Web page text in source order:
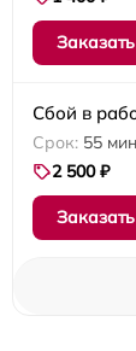
Заказать
Сбой в
55 мин
2 500 ₽
Заказать